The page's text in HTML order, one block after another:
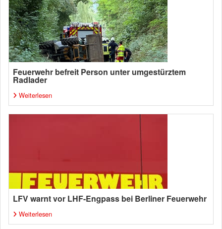
Feuerwehr befreit Person unter umgestürztem
Radlader
Weiterlesen
LFV warnt vor LHF-Engpass bei Berliner Feuerwehr
Weiterlesen